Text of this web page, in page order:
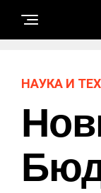
НАУКА И